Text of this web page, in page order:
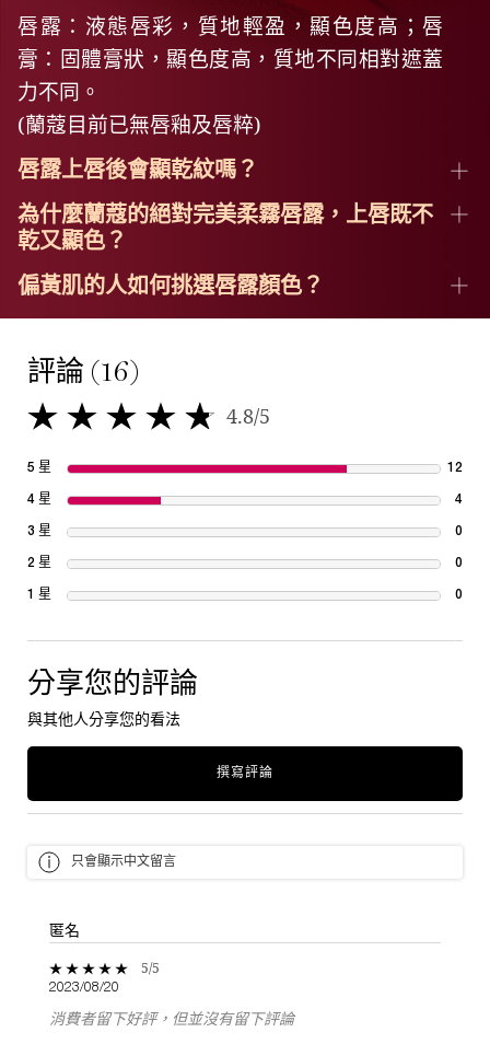
唇露：液態唇彩，質地輕盈，顯色度高；唇
膏：固體膏狀，顯色度高，質地不同相對遮蓋
力不同。
(蘭蔻目前已無唇釉及唇粹)
唇露上唇後會顯乾紋嗎？
為什麼蘭蔻的絕對完美柔霧唇露，上唇既不
乾又顯色？
偏黃肌的人如何挑選唇露顏色？
評論 (16)
4.8 out of 5 stars. 4.8/5
5 星 12
4 星 4
3 星 0
2 星 0
1 星 0
分享您的評論
與其他人分享您的看法
撰寫評論
只會顯示中文留言
匿名
5 out of 5 stars.
5/5
2023/08/20
消費者留下好評，但並沒有留下評論